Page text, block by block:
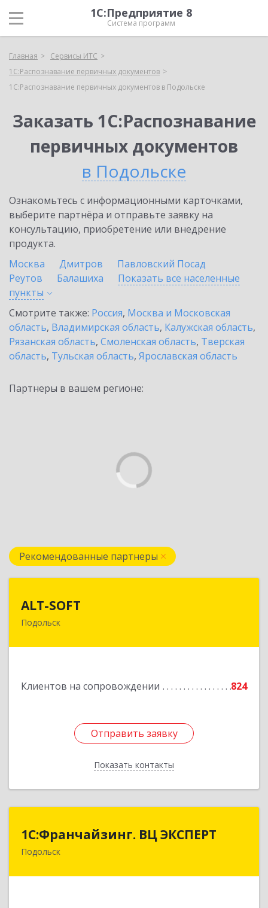
1С:Предприятие 8
Система программ
Главная
Сервисы ИТС
1С:Распознавание первичных документов
1С:Распознавание первичных документов в Подольске
Заказать 1С:Распознавание
первичных документов
в Подольске
Ознакомьтесь с информационными карточками,
выберите партнёра и отправьте заявку на
консультацию, приобретение или внедрение
продукта.
Москва
Дмитров
Павловский Посад
Реутов
Балашиха
Показать все населенные
пункты
Смотрите также: Россия, Москва и Московская
область, Владимирская область, Калужская область,
Рязанская область, Смоленская область, Тверская
область, Тульская область, Ярославская область
Партнеры в вашем регионе:
Рекомендованные партнеры
ALT-SOFT
Подольск
Клиентов на сопровождении 824
Отправить заявку
Показать контакты
142116, Московская обл, Подольск г, Советская
Отправить заявку
Назад
1С:Франчайзинг. ВЦ ЭКСПЕРТ
Подольск
1С:Франчайзинг. ВЦ ЭКСПЕРТ